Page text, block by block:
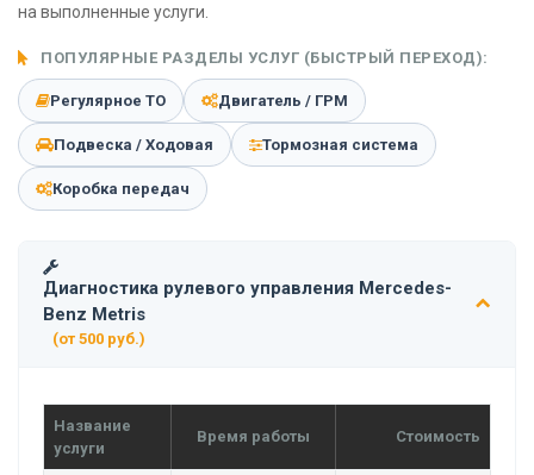
на выполненные услуги.
ПОПУЛЯРНЫЕ РАЗДЕЛЫ УСЛУГ (БЫСТРЫЙ ПЕРЕХОД):
Регулярное ТО Двигатель / ГРМ
Подвеска / Ходовая Тормозная система
Коробка передач
Диагностика рулевого управления Mercedes-
Benz Metris
(от 500 руб.)
Название
услуги
Время работы Стоимость